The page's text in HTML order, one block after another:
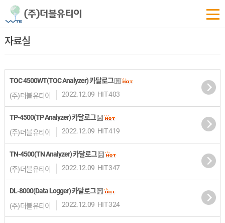
자료실
TOC 4500WT(TOC Analyzer) 카달로그
(주)더블유티이
2022.12.09 HIT 403
TP-4500(TP Analyzer) 카달로그
(주)더블유티이
2022.12.09 HIT 419
TN-4500(TN Analyzer) 카달로그
(주)더블유티이
2022.12.09 HIT 347
DL-8000(Data Logger) 카달로그
(주)더블유티이
2022.12.09 HIT 324